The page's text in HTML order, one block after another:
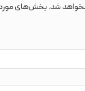
شد.بخش‌های